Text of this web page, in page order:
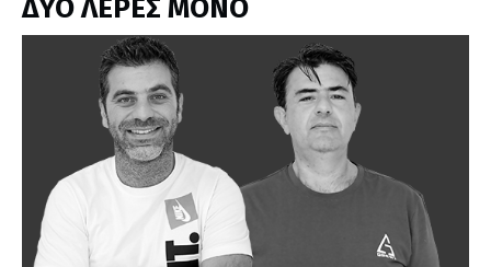
ΔΥΟ ΛΕΡΕΣ ΜΟΝΟ